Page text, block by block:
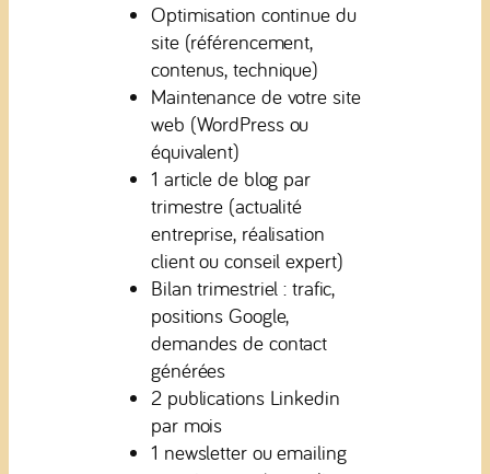
Optimisation continue du
site (référencement,
contenus, technique)
Maintenance de votre site
web (WordPress ou
équivalent)
1 article de blog par
trimestre (actualité
entreprise, réalisation
client ou conseil expert)
Bilan trimestriel : trafic,
positions Google,
demandes de contact
générées
2 publications Linkedin
par mois
1 newsletter ou emailing